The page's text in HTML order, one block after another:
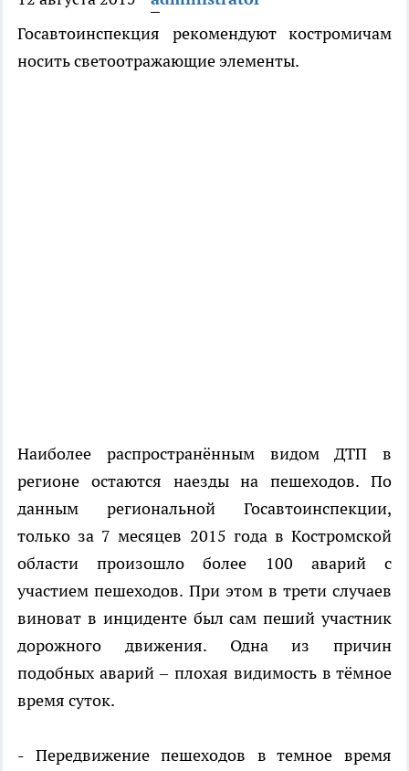
Госавтоинспекция рекомендуют костромичам
носить светоотражающие элементы.
Наиболее распространённым видом ДТП в
регионе остаются наезды на пешеходов. По
данным региональной Госавтоинспекции,
только за 7 месяцев 2015 года в Костромской
области произошло более 100 аварий с
участием пешеходов. При этом в трети случаев
виноват в инциденте был сам пеший участник
дорожного движения. Одна из причин
подобных аварий – плохая видимость в тёмное
время суток.
- Передвижение пешеходов в темное время